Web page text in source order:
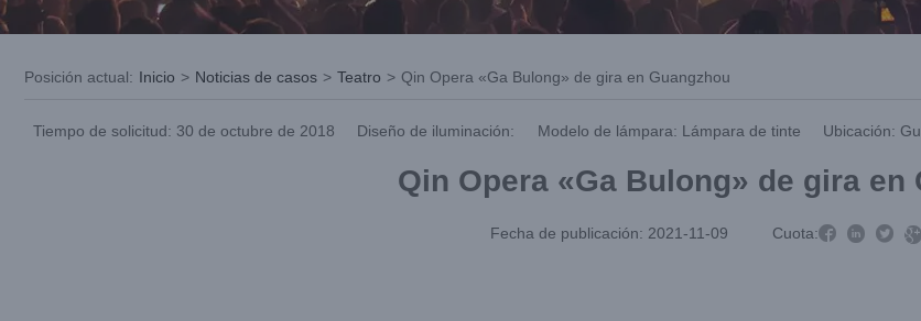
Posición actual: Inicio > Noticias de casos > Teatro > Qin Opera «Ga Bulong» de gira en Guangzhou
Tiempo de solicitud: 30 de octubre de 2018 Diseño de iluminación: Modelo de lámpara: Lámpara de tinte Ubicación:
Qin Opera «Ga Bulong» de gira en
Fecha de publicación: 2021-11-09 Cuota:   